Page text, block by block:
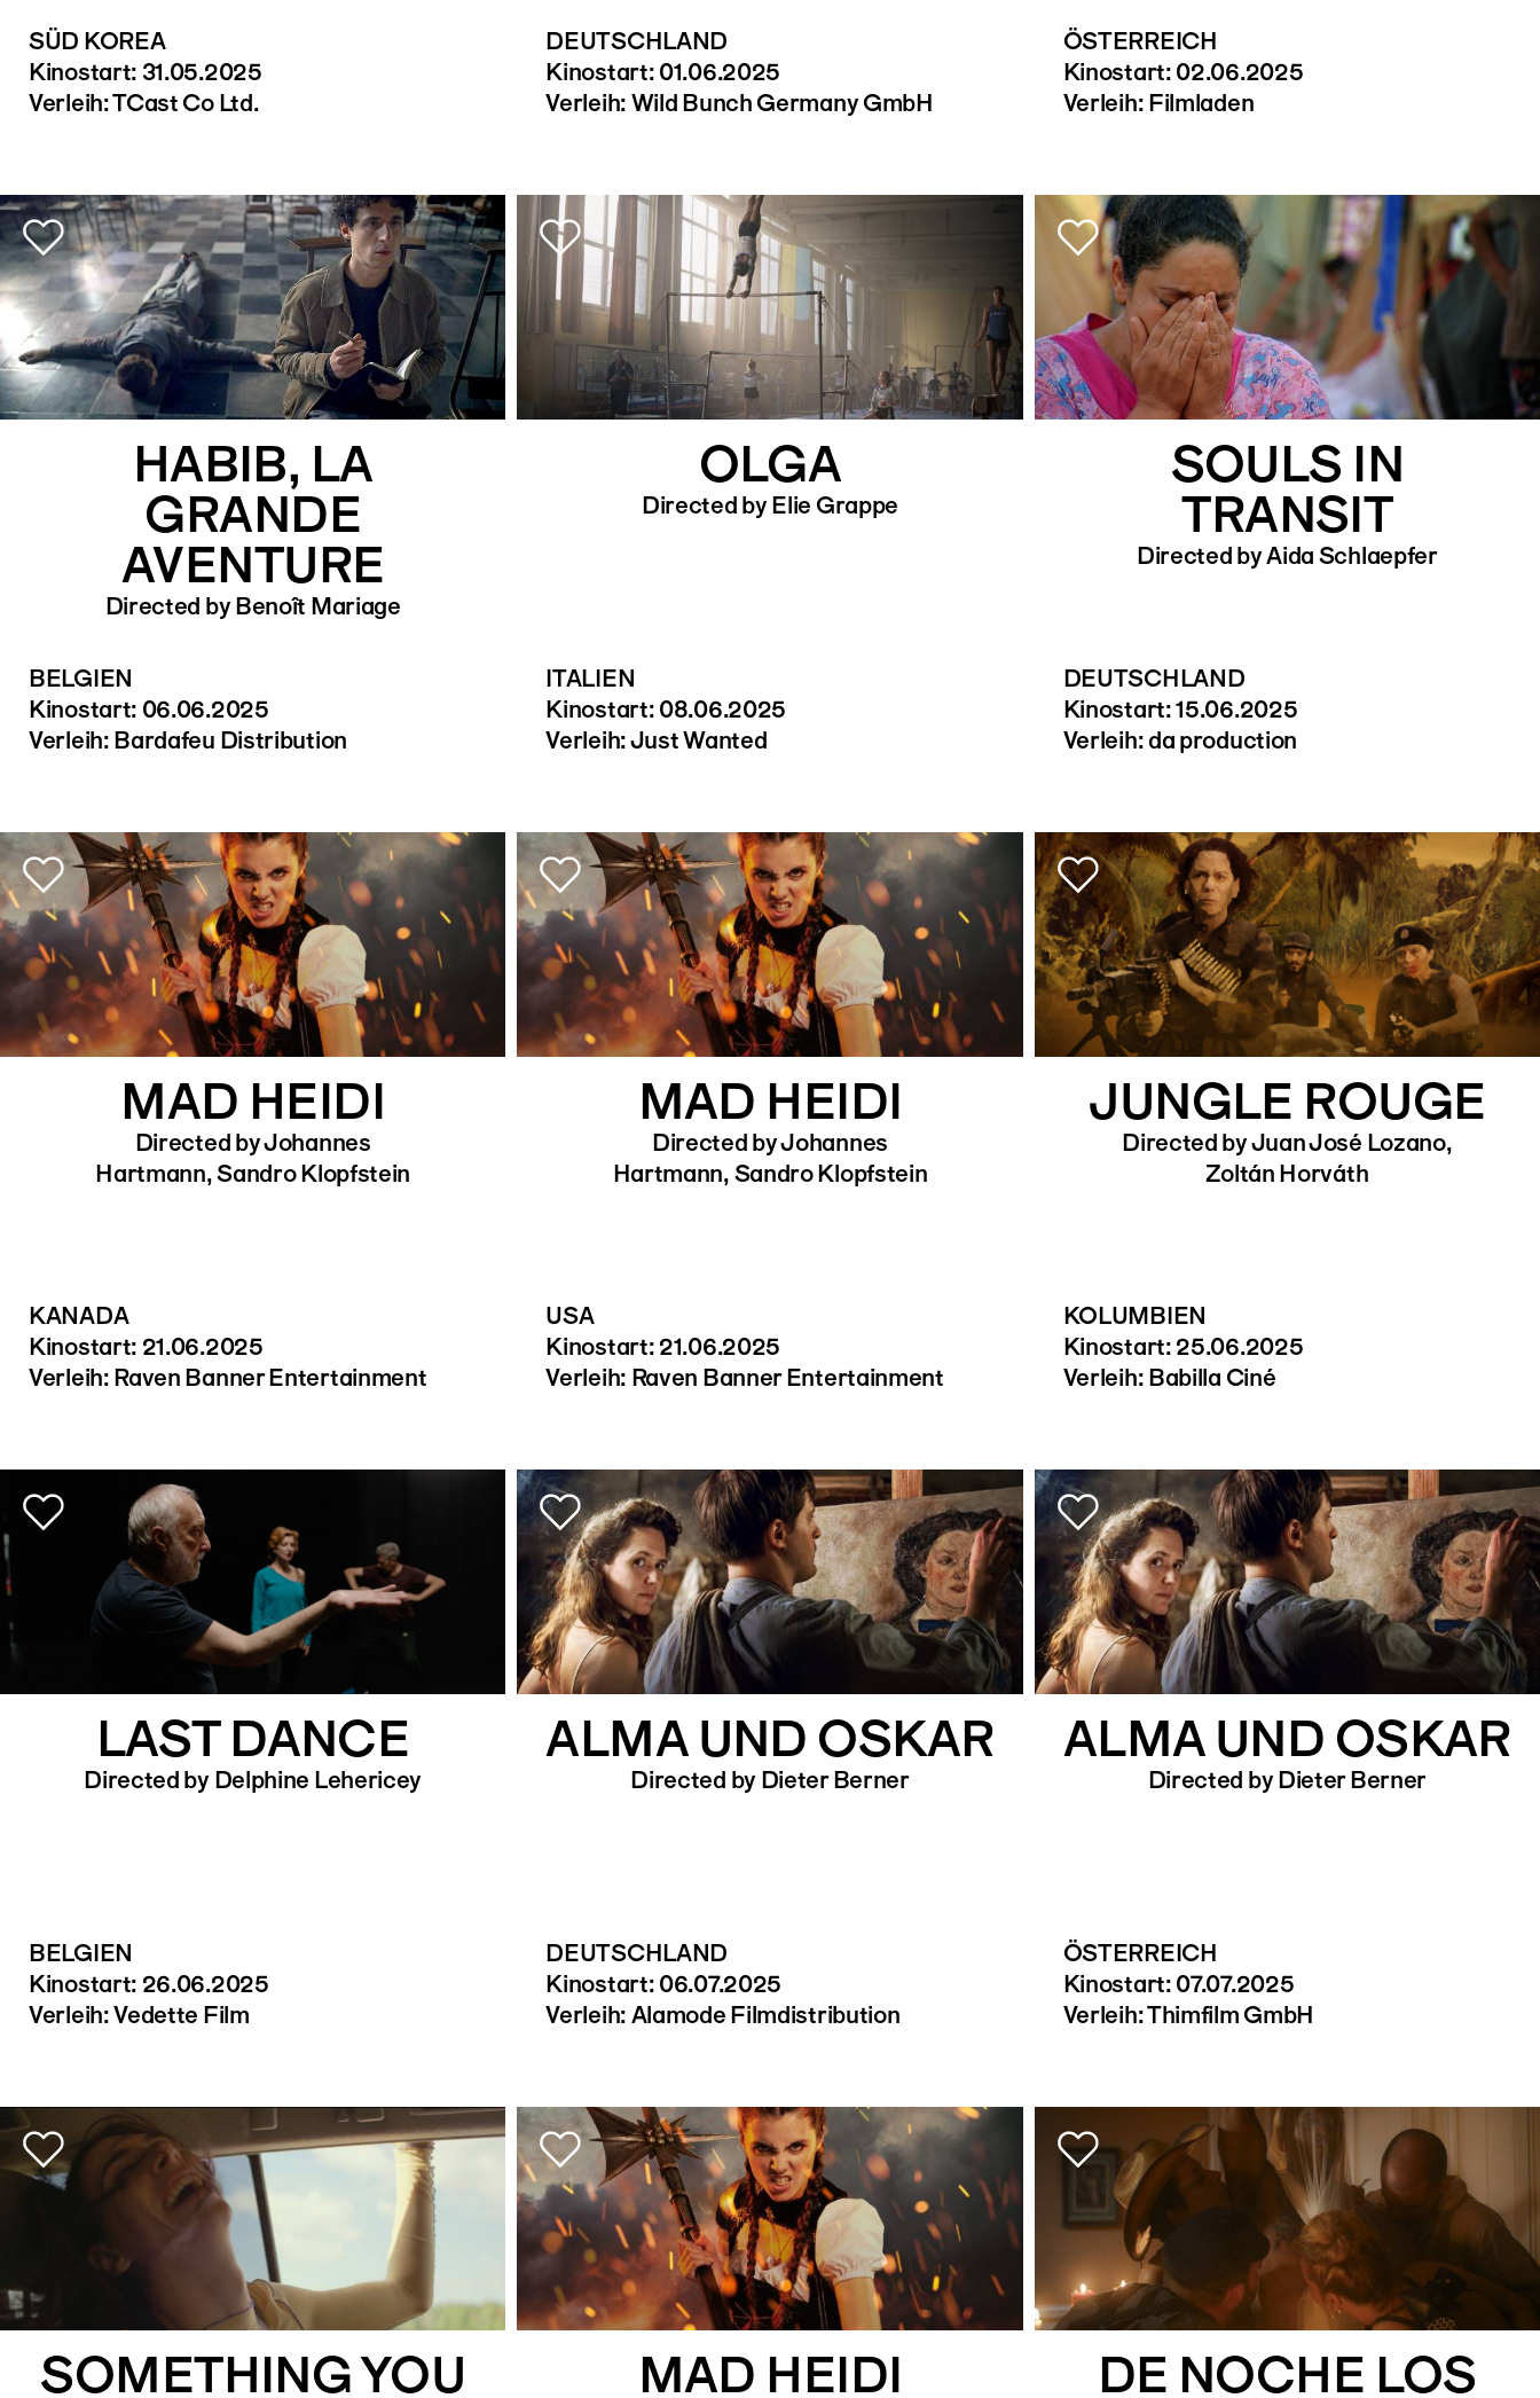
SÜD KOREA
Kinostart: 31.05.2025
Verleih: TCast Co Ltd.
DEUTSCHLAND
Kinostart: 01.06.2025
Verleih: Wild Bunch Germany GmbH
ÖSTERREICH
Kinostart: 02.06.2025
Verleih: Filmladen
HABIB, LA
GRANDE
AVENTURE
Directed by Benoît Mariage
BELGIEN
Kinostart: 06.06.2025
Verleih: Bardafeu Distribution
OLGA
Directed by Elie Grappe
ITALIEN
Kinostart: 08.06.2025
Verleih: Just Wanted
SOULS IN
TRANSIT
Directed by Aida Schlaepfer
DEUTSCHLAND
Kinostart: 15.06.2025
Verleih: da production
MAD HEIDI
Directed by Johannes
Hartmann, Sandro Klopfstein
KANADA
Kinostart: 21.06.2025
Verleih: Raven Banner Entertainment
MAD HEIDI
Directed by Johannes
Hartmann, Sandro Klopfstein
USA
Kinostart: 21.06.2025
Verleih: Raven Banner Entertainment
JUNGLE ROUGE
Directed by Juan José Lozano,
Zoltán Horváth
KOLUMBIEN
Kinostart: 25.06.2025
Verleih: Babilla Ciné
LAST DANCE
Directed by Delphine Lehericey
BELGIEN
Kinostart: 26.06.2025
Verleih: Vedette Film
ALMA UND OSKAR
Directed by Dieter Berner
DEUTSCHLAND
Kinostart: 06.07.2025
Verleih: Alamode Filmdistribution
ALMA UND OSKAR
Directed by Dieter Berner
ÖSTERREICH
Kinostart: 07.07.2025
Verleih: Thimfilm GmbH
SOMETHING YOU
MAD HEIDI
DE NOCHE LOS